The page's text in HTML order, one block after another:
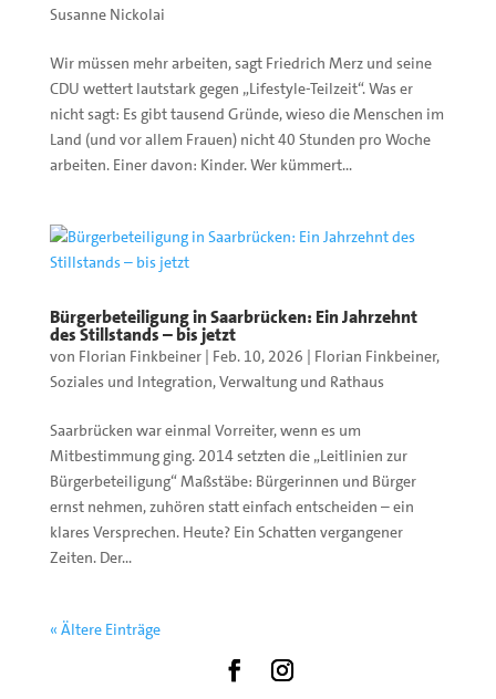
Susanne Nickolai
Wir müssen mehr arbeiten, sagt Friedrich Merz und seine
CDU wettert lautstark gegen „Lifestyle-Teilzeit“. Was er
nicht sagt: Es gibt tausend Gründe, wieso die Menschen im
Land (und vor allem Frauen) nicht 40 Stunden pro Woche
arbeiten. Einer davon: Kinder. Wer kümmert...
Bürgerbeteiligung in Saarbrücken: Ein Jahrzehnt
des Stillstands – bis jetzt
von Florian Finkbeiner| Feb. 10, 2026 | Florian Finkbeiner,
Soziales und Integration,Verwaltung und Rathaus
Saarbrücken war einmal Vorreiter, wenn es um
Mitbestimmung ging. 2014 setzten die „Leitlinien zur
Bürgerbeteiligung“ Maßstäbe: Bürgerinnen und Bürger
ernst nehmen, zuhören statt einfach entscheiden – ein
klares Versprechen. Heute? Ein Schatten vergangener
Zeiten. Der...
« Ältere Einträge